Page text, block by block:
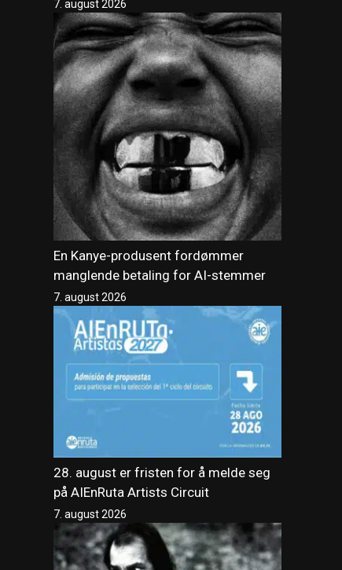
7. august 2026
En Kanye-produsent fordømmer
manglende betaling for AI-stemmer
7. august 2026
28. august er fristen for å melde seg
på AIEnRuta Artists Circuit
7. august 2026